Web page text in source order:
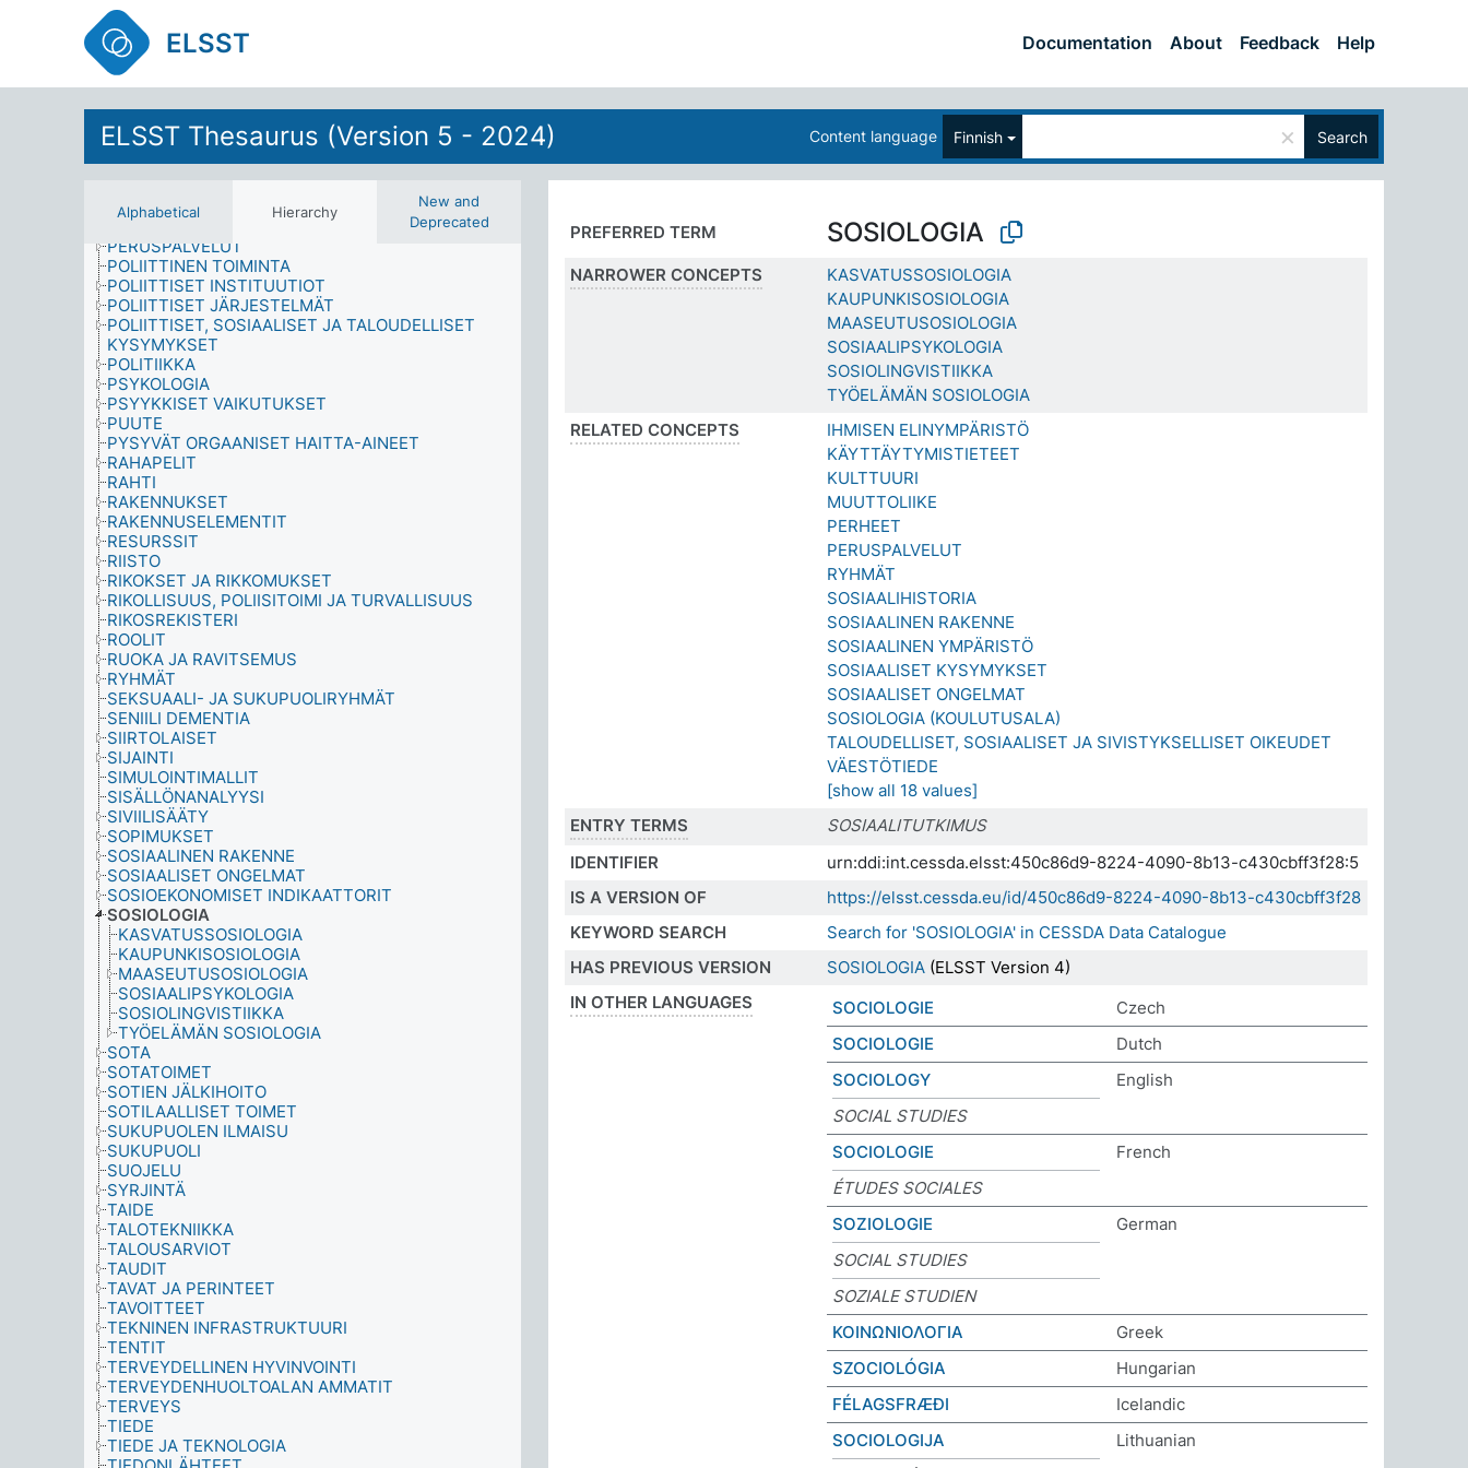
ELSST Documentation About Feedback Help
ELSST Thesaurus (Version 5 - 2024) Content language Finnish × Search
Alphabetical Hierarchy
New and
Deprecated
OPETUSHALLINTO JA KOULUTUSSUUNNITTELU
OPISKELIJAT JA KOULULAISET
OPPIMATERIAALI
OPPIMINEN
ORGANISAATIOT
OSALLISTUMINEN
OTANTAMENETELMÄT
PAKOTTEET
PALKANLISÄT
PERHEENJÄSENET JA SUKULAISET
PERHEET
PERSOONALLISUUS
PERUSPALVELUT
POLIITTINEN TOIMINTA
POLIITTISET INSTITUUTIOT
POLIITTISET JÄRJESTELMÄT
POLIITTISET, SOSIAALISET JA TALOUDELLISET
KYSYMYKSET
POLITIIKKA
PSYKOLOGIA
PSYYKKISET VAIKUTUKSET
PUUTE
PYSYVÄT ORGAANISET HAITTA-AINEET
RAHAPELIT
RAHTI
RAKENNUKSET
RAKENNUSELEMENTIT
RESURSSIT
RIISTO
RIKOKSET JA RIKKOMUKSET
RIKOLLISUUS, POLIISITOIMI JA TURVALLISUUS
RIKOSREKISTERI
ROOLIT
RUOKA JA RAVITSEMUS
RYHMÄT
SEKSUAALI- JA SUKUPUOLIRYHMÄT
SENIILI DEMENTIA
SIIRTOLAISET
SIJAINTI
SIMULOINTIMALLIT
SISÄLLÖNANALYYSI
SIVIILISÄÄTY
SOPIMUKSET
SOSIAALINEN RAKENNE
SOSIAALISET ONGELMAT
SOSIOEKONOMISET INDIKAATTORIT
SOSIOLOGIA
KASVATUSSOSIOLOGIA
KAUPUNKISOSIOLOGIA
MAASEUTUSOSIOLOGIA
SOSIAALIPSYKOLOGIA
SOSIOLINGVISTIIKKA
TYÖELÄMÄN SOSIOLOGIA
SOTA
SOTATOIMET
SOTIEN JÄLKIHOITO
SOTILAALLISET TOIMET
SUKUPUOLEN ILMAISU
SUKUPUOLI
SUOJELU
SYRJINTÄ
TAIDE
TALOTEKNIIKKA
TALOUSARVIOT
TAUDIT
TAVAT JA PERINTEET
TAVOITTEET
TEKNINEN INFRASTRUKTUURI
TENTIT
TERVEYDELLINEN HYVINVOINTI
TERVEYDENHUOLTOALAN AMMATIT
TERVEYS
TIEDE
TIEDE JA TEKNOLOGIA
PREFERRED TERM SOSIOLOGIA
NARROWER CONCEPTS
KASVATUSSOSIOLOGIA
KAUPUNKISOSIOLOGIA
MAASEUTUSOSIOLOGIA
SOSIAALIPSYKOLOGIA
SOSIOLINGVISTIIKKA
TYÖELÄMÄN SOSIOLOGIA
RELATED CONCEPTS
IHMISEN ELINYMPÄRISTÖ
KÄYTTÄYTYMISTIETEET
KULTTUURI
MUUTTOLIIKE
PERHEET
PERUSPALVELUT
RYHMÄT
SOSIAALIHISTORIA
SOSIAALINEN RAKENNE
SOSIAALINEN YMPÄRISTÖ
SOSIAALISET KYSYMYKSET
SOSIAALISET ONGELMAT
SOSIOLOGIA (KOULUTUSALA)
TALOUDELLISET, SOSIAALISET JA SIVISTYKSELLISET OIKEUDET
VÄESTÖTIEDE
[show all 18 values]
ENTRY TERMS
SOSIAALITUTKIMUS
IDENTIFIER
urn:ddi:int.cessda.elsst:450c86d9-8224-4090-8b13-c430cbff3f28:5
IS A VERSION OF
https://elsst.cessda.eu/id/450c86d9-8224-4090-8b13-c430cbff3f28
KEYWORD SEARCH
Search for 'SOSIOLOGIA' in CESSDA Data Catalogue
HAS PREVIOUS VERSION
SOSIOLOGIA (ELSST Version 4)
IN OTHER LANGUAGES
SOCIOLOGIE
Czech
SOCIOLOGIE
Dutch
SOCIOLOGY
English
SOCIAL STUDIES
SOCIOLOGIE
French
ÉTUDES SOCIALES
SOZIOLOGIE
German
SOCIAL STUDIES
SOZIALE STUDIEN
ΚΟΙΝΩΝΙΟΛΟΓΙΑ
Greek
SZOCIOLÓGIA
Hungarian
FÉLAGSFRÆÐI
Icelandic
SOCIOLOGIJA
Lithuanian